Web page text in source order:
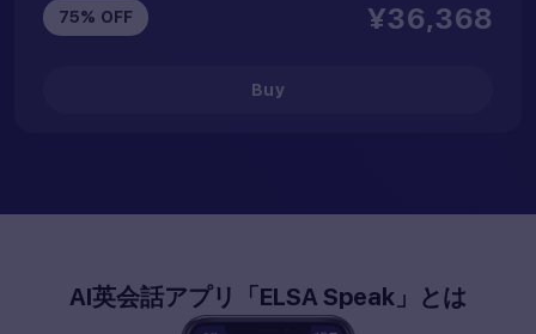
75% OFF
¥36,368
Buy
AI英会話アプリ 「ELSA Speak」 とは